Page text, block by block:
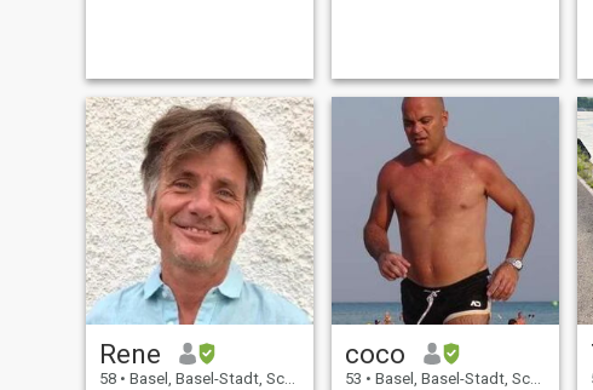
curious, and who enjoys good
momen
Rene
58 • Basel, Basel-Stadt, Schweiz
coco
53 • Basel, Basel-Stadt, Schweiz